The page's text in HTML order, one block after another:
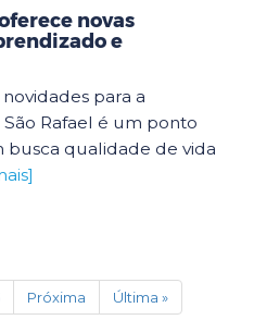
novas
e
para a
Rafael é um ponto
qualidade de vida
Próxima Última »